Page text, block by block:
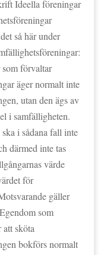
Ideella föreningar
så här under
förvaltar
äger normalt inte
utan den ägs av
i samfälligheten.
i sådana fall inte
därmed inte tas
värde
för
gäller
som
sköta
bokförs normalt